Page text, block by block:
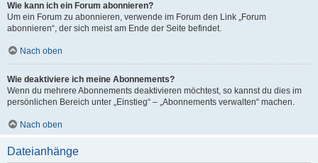
Wie kann ich ein Forum abonnieren?
Um ein Forum zu abonnieren, verwende im Forum den Link „Forum
abonnieren“, der sich meist am Ende der Seite befindet.
Nach oben
Wie deaktiviere ich meine Abonnements?
Wenn du mehrere Abonnements deaktivieren möchtest, so kannst du dies im
persönlichen Bereich unter „Einstieg“ – „Abonnements verwalten“ machen.
Nach oben
Dateianhänge